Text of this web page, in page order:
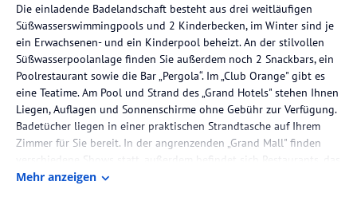
Die einladende Badelandschaft besteht aus drei weitläufigen
Süßwasserswimmingpools und 2 Kinderbecken, im Winter sind je
ein Erwachsenen- und ein Kinderpool beheizt. An der stilvollen
Süßwasserpoolanlage finden Sie außerdem noch 2 Snackbars, ein
Poolrestaurant sowie die Bar „Pergola“. Im „Club Orange" gibt es
eine Teatime. Am Pool und Strand des „Grand Hotels" stehen Ihnen
Liegen, Auflagen und Sonnenschirme ohne Gebühr zur Verfügung.
Badetücher liegen in einer praktischen Strandtasche auf Ihrem
Zimmer für Sie bereit. In der angrenzenden „Grand Mall" finden
verschiedene Shows statt, außerdem befindet sich Restaurants, das
Internet- und Billardcafé und ein Minimarkt (alles gegen Gebühr)
Mehr anzeigen